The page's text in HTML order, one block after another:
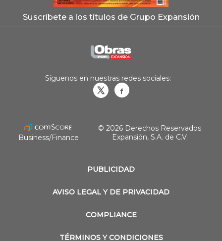
Suscríbete a los títulos de Grupo Expansión
PUBLICIDAD
AVISO LEGAL Y DE PRIVACIDAD
COMPLIANCE
TÉRMINOS Y CONDICIONES
Síguenos en nuestras redes sociales:
Business/Finance
© 2026 Derechos Reservados
Expansión, S.A. de C.V.